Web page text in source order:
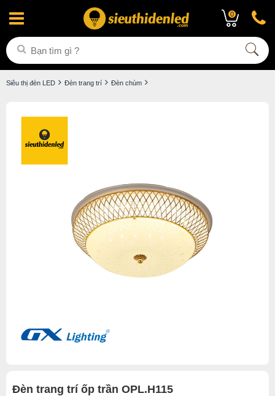
0
Siêu thị đèn LED Đèn trang trí Đèn chùm
Đèn trang trí ốp trần OPL.H115